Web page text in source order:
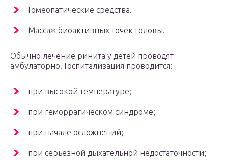
Гомеопатические средства.
Массаж биоактивных точек головы.
Обычно лечение ринита у детей проводят
амбулаторно. Госпитализация проводится:
при высокой температуре;
при геморрагическом синдроме;
при начале осложнений;
при серьезной дыхательной недостаточности;